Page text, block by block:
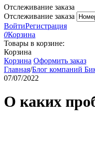
Отслеживание заказа
Отслеживание заказа
ВойтиРегистрация
0Корзина
Товары в корзине:
Корзина
Корзина Оформить заказ
Главная/Блог компаний
07/07/2022
О каких